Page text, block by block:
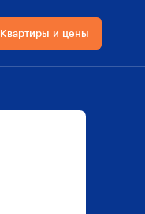
Квартиры и цены